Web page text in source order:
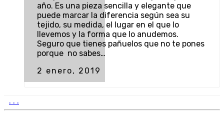
año. Es una pieza sencilla y elegante que
puede marcar la diferencia según sea su
tejido, su medida, el lugar en el que lo
llevemos y la forma que lo anudemos.
Seguro que tienes pañuelos que no te pones
porque no sabes…
2 enero, 2019
. . .